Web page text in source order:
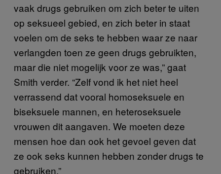
vaak drugs gebruiken om zich beter te uiten
op seksueel gebied, en zich beter in staat
voelen om de seks te hebben waar ze naar
verlangden toen ze geen drugs gebruikten,
maar die niet mogelijk voor ze was,” gaat
Smith verder. “Zelf vond ik het niet heel
verrassend dat vooral homoseksuele en
biseksuele mannen, en heteroseksuele
vrouwen dit aangaven. We moeten deze
mensen hoe dan ook het gevoel geven dat
ze ook seks kunnen hebben zonder drugs te
gebruiken.”